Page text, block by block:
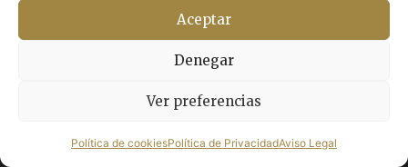
Aceptar
Denegar
Ver preferencias
Política de cookiesPolítica de PrivacidadAviso Legal
· Instagram
Gravador Selma) 46001 Valencia